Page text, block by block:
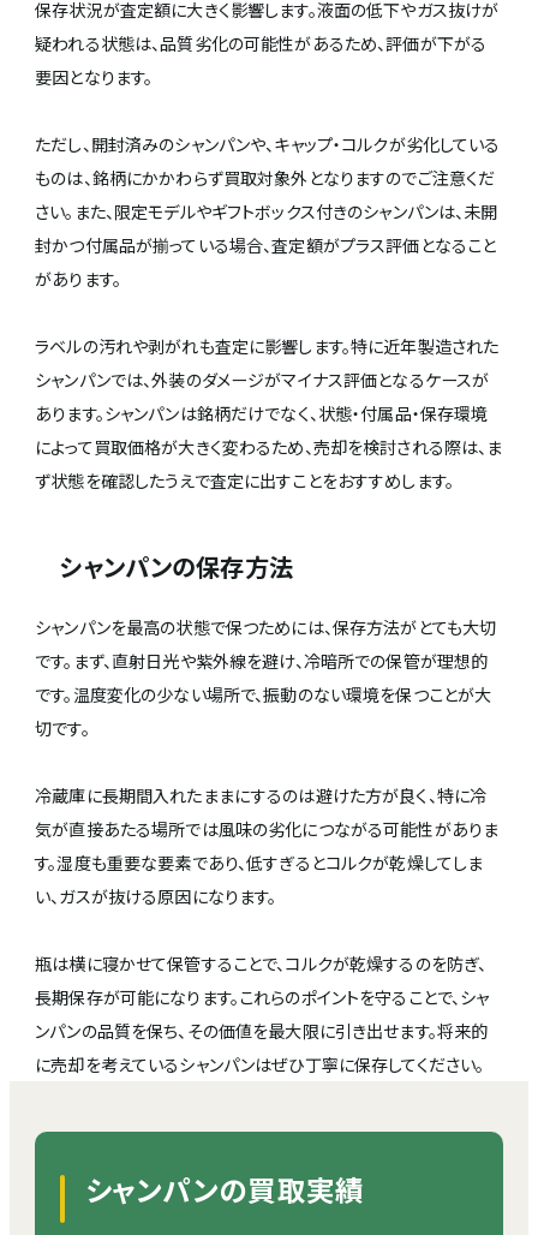
保存状況が査定額に大きく影響します。液面の低下やガス抜けが
疑われる状態は、品質劣化の可能性があるため、評価が下がる
要因となります。
ただし、開封済みのシャンパンや、キャップ・コルクが劣化している
ものは、銘柄にかかわらず買取対象外となりますのでご注意くだ
さい。また、限定モデルやギフトボックス付きのシャンパンは、未開
封かつ付属品が揃っている場合、査定額がプラス評価となること
があります。
ラベルの汚れや剥がれも査定に影響します。特に近年製造された
シャンパンでは、外装のダメージがマイナス評価となるケースが
あります。シャンパンは銘柄だけでなく、状態・付属品・保存環境
によって買取価格が大きく変わるため、売却を検討される際は、ま
ず状態を確認したうえで査定に出すことをおすすめします。
シャンパンの保存方法
シャンパンを最高の状態で保つためには、保存方法がとても大切
です。まず、直射日光や紫外線を避け、冷暗所での保管が理想的
です。温度変化の少ない場所で、振動のない環境を保つことが大
切です。
冷蔵庫に長期間入れたままにするのは避けた方が良く、特に冷
気が直接あたる場所では風味の劣化につながる可能性がありま
す。湿度も重要な要素であり、低すぎるとコルクが乾燥してしま
い、ガスが抜ける原因になります。
瓶は横に寝かせて保管することで、コルクが乾燥するのを防ぎ、
長期保存が可能になります。これらのポイントを守ることで、シャ
ンパンの品質を保ち、その価値を最大限に引き出せます。将来的
に売却を考えているシャンパンはぜひ丁寧に保存してください。
シャンパンの買取実績